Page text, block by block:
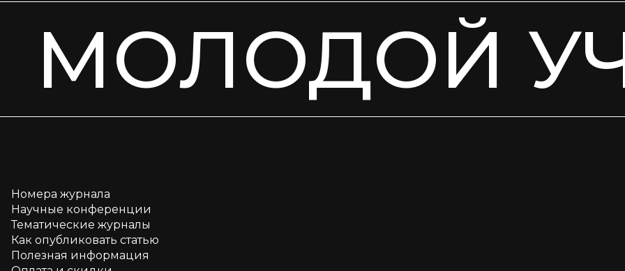
МОЛОДОЙ
Номера журнала
Научные конференции
Тематические журналы
Как опубликовать статью
Полезная информация